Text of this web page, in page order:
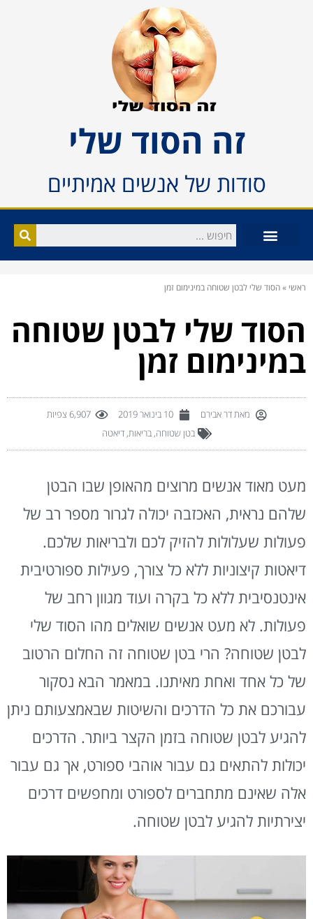
זה הסוד שלי
סודות של אנשים אמיתיים
ראשי »הסוד שלי לבטן שטוחה במינימום זמן
הסוד שלי לבטן שטוחה
במינימום זמן
מאתדר אבירם 10 בינואר 2019
6,907 צפיות
בטן שטוחה,בריאות,דיאטה
מעט מאוד אנשים מרוצים מהאופן שבו הבטן
שלהם נראית, האכזבה יכולה לגרור מספר רב של
פעולות שעלולות להזיק לכם ולבריאות שלכם.
דיאטות קיצוניות ללא כל צורך, פעילות ספורטיבית
אינטנסיבית ללא כל בקרה ועוד מגוון רחב של
פעולות. לא מעט אנשים שואלים מהו הסוד שלי
לבטן שטוחה? הרי בטן שטוחה זה החלום הרטוב
של כל אחד ואחת מאיתנו. במאמר הבא נסקור
עבורכם את כל הדרכים והשיטות שבאמצעותם ניתן
להגיע לבטן שטוחה בזמן הקצר ביותר. הדרכים
יכולות להתאים גם עבור אוהבי ספורט, אך גם עבור
אלה שאינם מתחברים לספורט ומחפשים דרכים
יצירתיות להגיע לבטן שטוחה.